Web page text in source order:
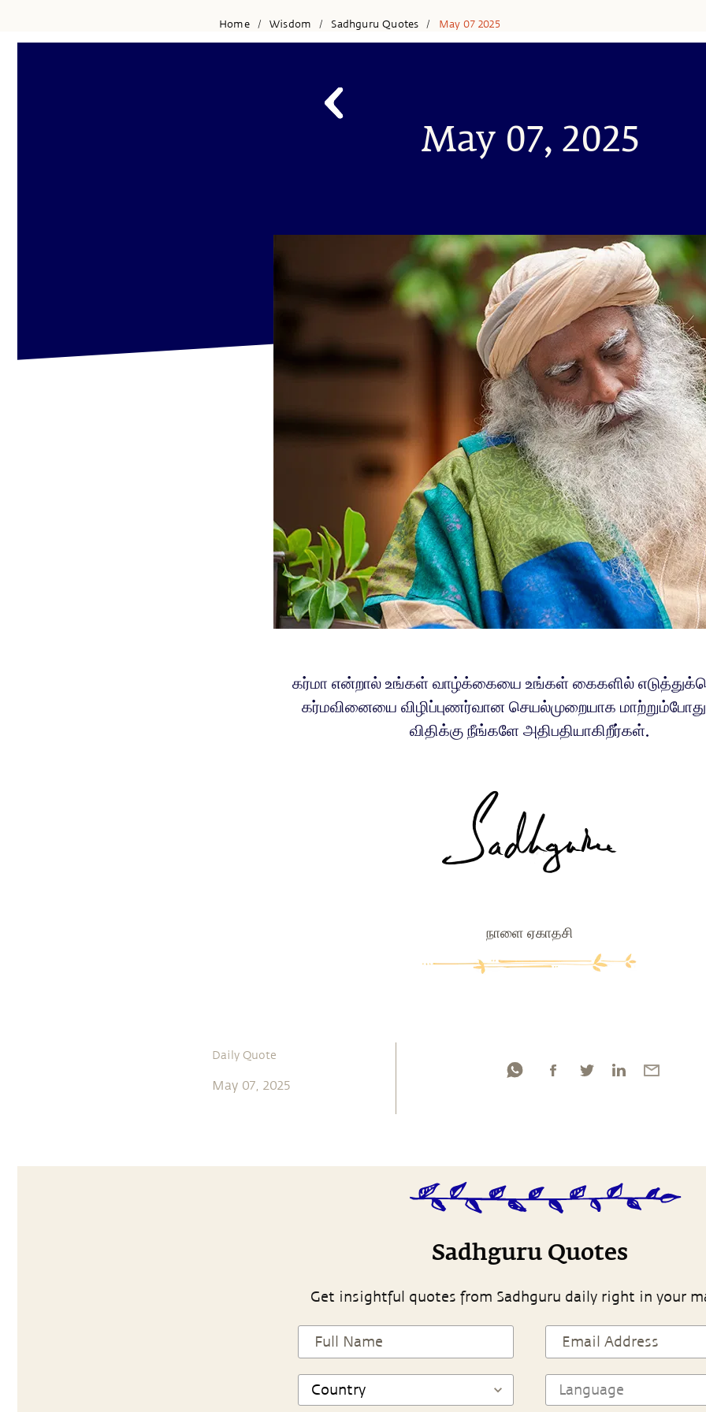
Home / Wisdom / Sadhguru Quotes / May 07 2025
May 07, 2025
கர்மா என்றால் உங்கள் வாழ்க்கையை உங்கள் கைகளில்
கர்மவினையை விழிப்புணர்வான செயல்முறையாக
விதிக்கு நீங்களே அதிபதியாகிறீர்கள்.
நாளை ஏகாதசி
Daily Quote
May 07, 2025
Sadhguru Quotes
Get insightful quotes from Sadhguru daily right in your